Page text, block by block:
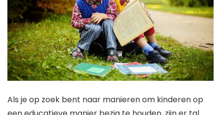
Als je op zoek bent naar manieren om kinderen op